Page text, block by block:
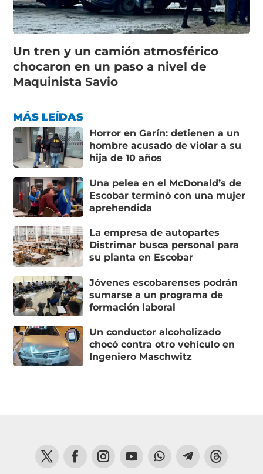
Un tren y un camión atmosférico
chocaron en un paso a nivel de
Maquinista Savio
MÁS LEÍDAS
Horror en Garín: detienen a un
hombre acusado de violar a su
hija de 10 años
Una pelea en el McDonald’s de
Escobar terminó con una mujer
aprehendida
La empresa de autopartes
Distrimar busca personal para
su planta en Escobar
Jóvenes escobarenses podrán
sumarse a un programa de
formación laboral
Un conductor alcoholizado
chocó contra otro vehículo en
Ingeniero Maschwitz